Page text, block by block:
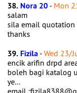
38. Nora 20 - Mon
salam
sila email quotation
thanks
39. Fizila - Wed 23/
encik arifin drpd
boleh bagi katalog
ye...
email